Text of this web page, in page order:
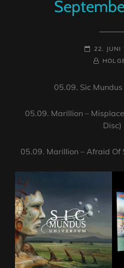
POSTED-
ON
22. JUNI
BY
BYLINE
05.09. Sic
05.09. Marillion –
Disc)
05.09. Marillion – Afraid Of